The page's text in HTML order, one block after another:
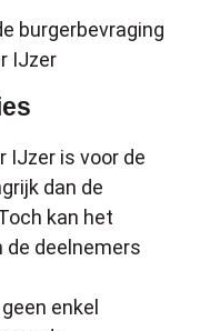
IJzer is voor de
dan de
kan het
de deelnemers
enkel